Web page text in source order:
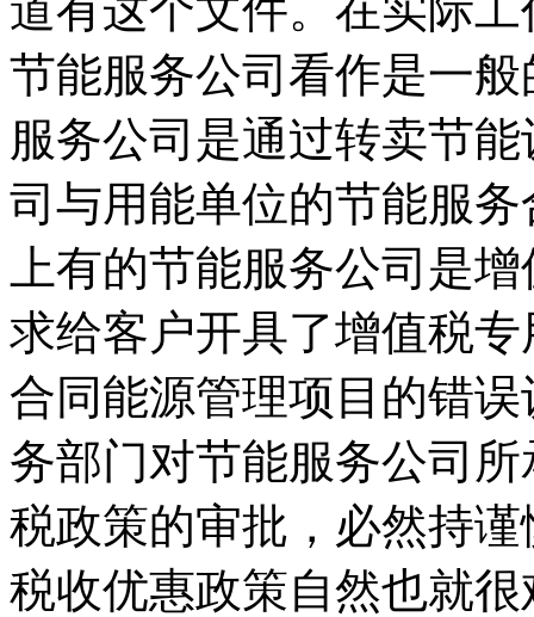
节能服务公司看作是一
服务公司是通过转卖节
司与用能单位的节能服
上有的节能服务公司是
求给客户开具了增值税
合同能源管理项目的错
务部门对节能服务公司
税政策的审批，必然持
税收优惠政策自然也就